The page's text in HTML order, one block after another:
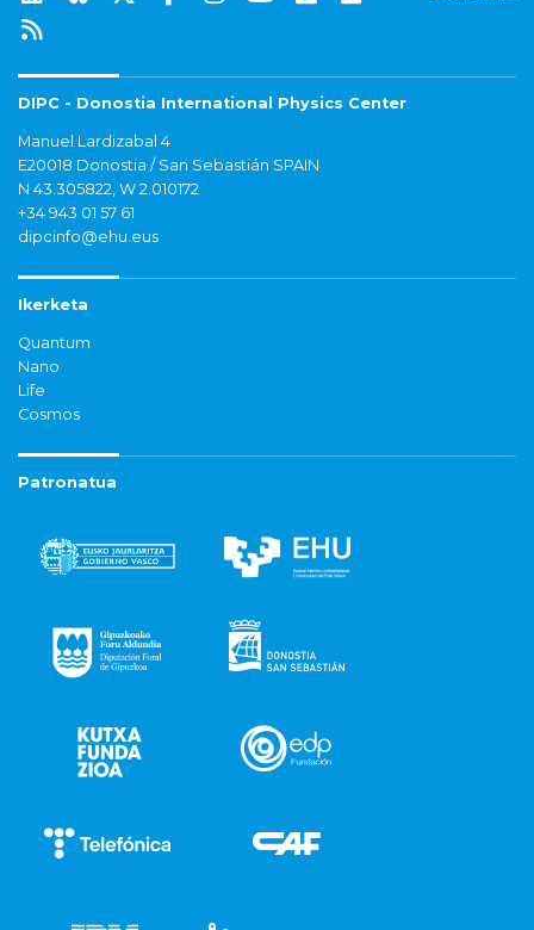
DIPC - Donostia International Physics Center
Manuel Lardizabal 4
E20018 Donostia / San Sebastián SPAIN
N 43.305822, W 2.010172
+34 943 01 57 61
dipcinfo@ehu.eus
Ikerketa
Quantum
Nano
Life
Cosmos
Patronatua